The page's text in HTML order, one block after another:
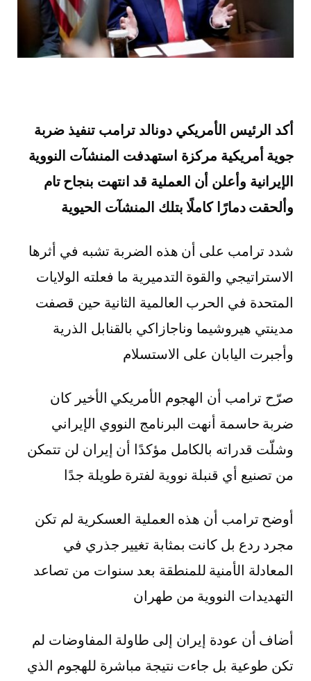
أكد الرئيس الأمريكي دونالد ترامب تنفيذ ضربة
جوية أمريكية مركزة استهدفت المنشآت النووية
الإيرانية وأعلن أن العملية قد انتهت بنجاح تام
وألحقت دمارًا كاملًا بتلك المنشآت الحيوية
شدد ترامب على أن هذه الضربة تشبه في أثرها
الاستراتيجي والقوة التدميرية ما فعلته الولايات
المتحدة في الحرب العالمية الثانية حين قصفت
مدينتي هيروشيما وناجازاكي بالقنابل الذرية
وأجبرت اليابان على الاستسلام
صرّح ترامب أن الهجوم الأمريكي الأخير كان
ضربة حاسمة أنهت البرنامج النووي الإيراني
وشلّت قدراته بالكامل مؤكدًا أن إيران لن تتمكن
من تصنيع أي قنبلة نووية لفترة طويلة جدًا
أوضح ترامب أن هذه العملية العسكرية لم تكن
مجرد ردع بل كانت بمثابة تغيير جذري في
المعادلة الأمنية للمنطقة بعد سنوات من تصاعد
التهديدات النووية من طهران
أضاف أن عودة إيران إلى طاولة المفاوضات لم
تكن طوعية بل جاءت نتيجة مباشرة للهجوم الذي